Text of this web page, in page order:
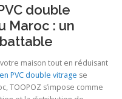
double
Maroc : un
maison tout en réduisant
PVC double vitrage se
TOOPOZ s’impose comme